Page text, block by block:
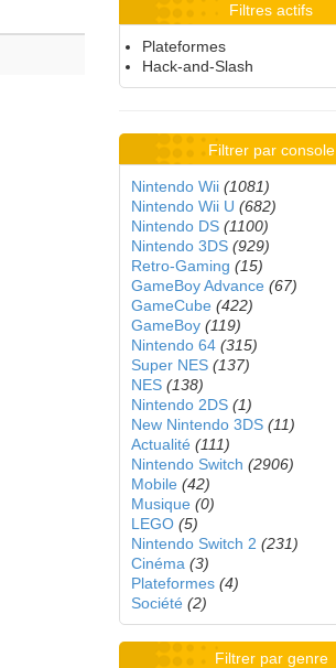
Filtres actifs
Plateformes
Hack-and-Slash
Filtrer par console
Nintendo Wii (1081)
Nintendo Wii U (682)
Nintendo DS (1100)
Nintendo 3DS (929)
Retro-Gaming (15)
GameBoy Advance (67)
GameCube (422)
GameBoy (119)
Nintendo 64 (315)
Super NES (137)
NES (138)
Nintendo 2DS (1)
New Nintendo 3DS (11)
Actualité (111)
Nintendo Switch (2906)
Mobile (42)
Musique (0)
LEGO (5)
Nintendo Switch 2 (231)
Cinéma (3)
Plateformes (4)
Société (2)
Filtrer par genre